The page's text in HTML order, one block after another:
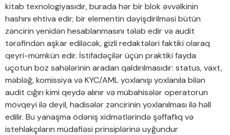
kitab texnologiyasıdır, burada hər bir blok əvvəlkinin
hashını ehtiva edir; bir elementin dəyişdirilməsi bütün
zəncirin yenidən hesablanmasını tələb edir və audit
tərəfindən aşkar ediləcək, gizli redaktələri faktiki olaraq
qeyri-mümkün edir. İstifadəçilər üçün praktiki fayda
uçotun boz sahələrinin aradan qaldırılmasıdır: status, vaxt,
məbləğ, komissiya və KYC/AML yoxlanışı yoxlanıla bilən
audit cığırı kimi qeydə alınır və mübahisələr operatorun
mövqeyi ilə deyil, hadisələr zəncirinin yoxlanılması ilə həll
edilir. Bu yanaşma ödəniş xidmətlərində şəffaflıq və
istehlakçıların müdafiəsi prinsiplərinə uyğundur